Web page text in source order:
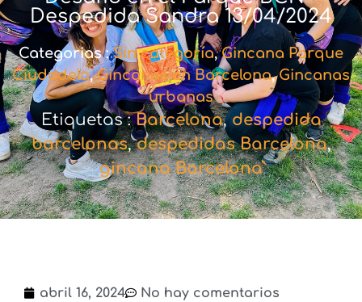
Despedida Sandra 13/04/2024
Categorias :Sin categoría,Gincana Parque
Ciudadela,Gincanas en Barcelona,Gincanas
urbanas
Etiquetas :Barcelona,despedida
barcelonas,despedidas Barcelona,
gincana Barcelona
abril 16, 2024 No hay comentarios